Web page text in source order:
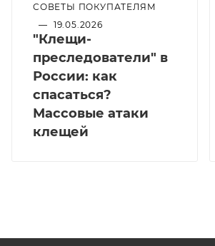
СОВЕТЫ ПОКУПАТЕЛЯМ
— 19.05.2026
"Клещи-
преследователи" в
России: как
спасаться?
Массовые атаки
клещей